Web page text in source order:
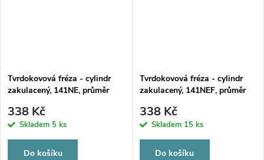
Tvrdokovová fréza - cylindr
zakulacený, 141NE, průměr
338 Kč
Skladem 5 ks
Do košíku
Tvrdokovová fréza - cylindr
zakulacený, 141NEF, průměr
338 Kč
Skladem 15 ks
Do košíku